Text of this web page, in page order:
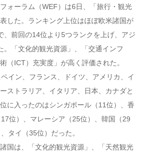
ォーラム（WEF）は6日、「旅行・観光
した。ランキング上位はほぼ欧米諸国が
、前回の14位より5つランクを上げ、アジ
。「文化的観光資源」、「交通インフ
（ICT）充実度」が高く評価された。
イン、フランス、ドイツ、アメリカ、イ
ストラリア、イタリア、日本、カナダと
に入ったのはシンガポール（11位）、香
位）、マレーシア（25位）、韓国（29
タイ（35位）だった。
国は、「文化的観光資源」、「天然観光